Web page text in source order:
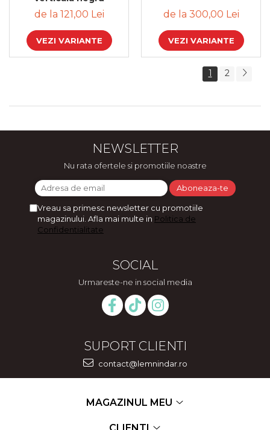
de la 121,00 Lei
VEZI VARIANTE
de la 300,00 Lei
VEZI VARIANTE
1 2
NEWSLETTER
Nu rata ofertele si promotiile noastre
Vreau sa primesc newsletter cu promotiile
magazinului. Afla mai multe in Politica de
Confidentialitate
SOCIAL
Urmareste-ne in social media
SUPORT CLIENTI
contact@lemnindar.ro
MAGAZINUL MEU
CLIENTI